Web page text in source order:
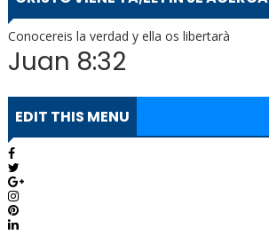
Conocereis la verdad y ella os libertarà
Juan 8:32
EDIT THIS MENU